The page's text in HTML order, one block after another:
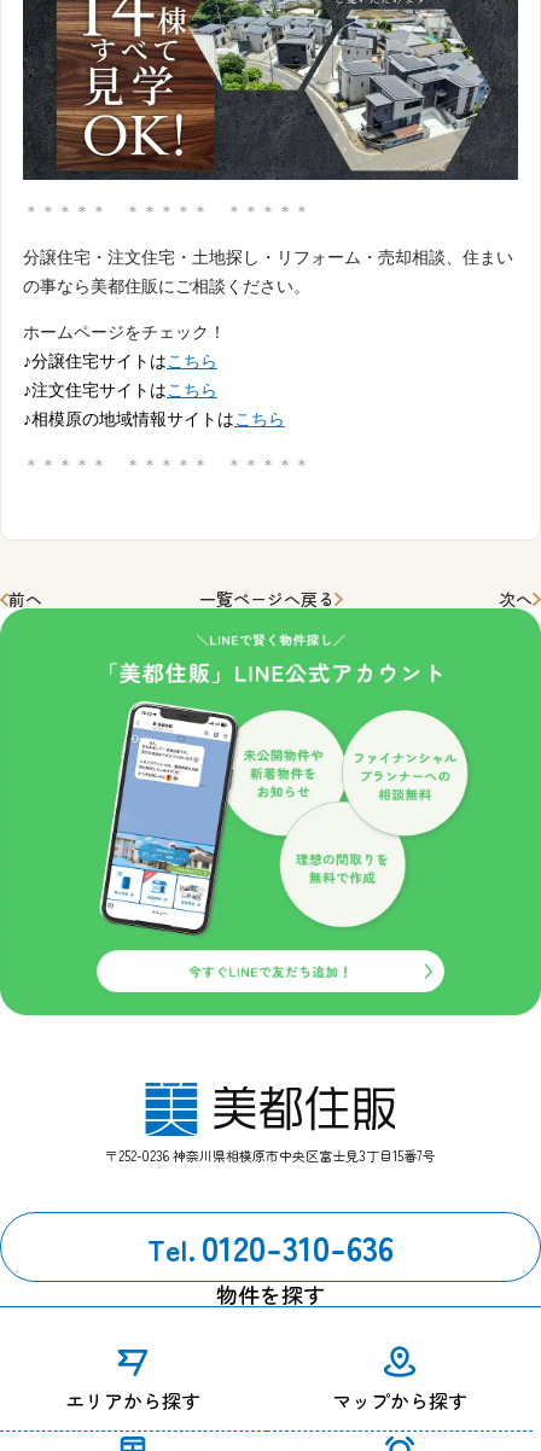
＊＊＊＊＊ ＊＊＊＊＊ ＊＊＊＊＊
分譲住宅・注文住宅・土地探し・リフォーム・売却相談、住まい
の事なら美都住販にご相談ください。
ホームページをチェック！
♪分譲住宅サイトはこちら
♪注文住宅サイトはこちら
♪相模原の地域情報サイトはこちら
＊＊＊＊＊ ＊＊＊＊＊ ＊＊＊＊＊
前へ 一覧ページへ戻る 次へ
〒252-0236 神奈川県相模原市中央区富士見3丁目15番7号
Tel. 0120-310-636
物件を探す
エリアから探す マップから探す